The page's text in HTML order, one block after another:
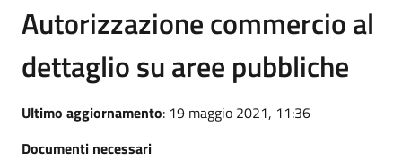
Autorizzazione commercio al
dettaglio su aree pubbliche
Ultimo aggiornamento: 19 maggio 2021, 11:36
Documenti necessari